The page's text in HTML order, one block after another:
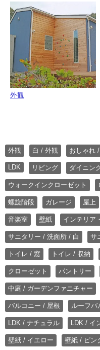
外観
外観 白 / 外観 おしゃれ
LDK リビング ダイニン
ウォークインクローゼット
螺旋階段 ガレージ 屋上
音楽室 壁紙 インテリア
サニタリー / 洗面所 / 白 サ
トイレ / 窓 トイレ / 収納
クローゼット パントリー
中庭 / ガーデンファニチャー
バルコニー / 屋根 ルーフバ
LDK / ナチュラル LDK / イ
壁紙 / イエロー 壁紙 / ピン